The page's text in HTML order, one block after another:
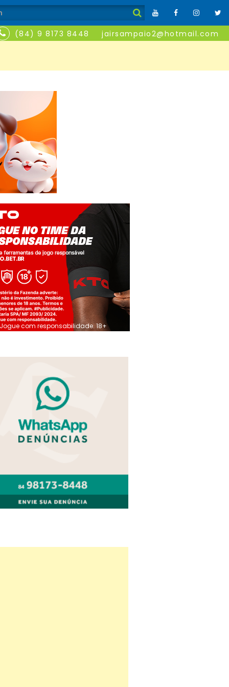
(84) 9 8173 8448 jairsampaio2@hotmail.com
Jogue com responsabilidade. 18+